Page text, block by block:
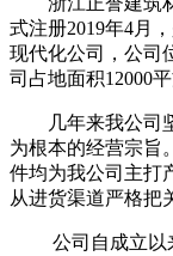
式注册2019年4月
现代化公司，公司
司占地面积12000平
几年来我公司
为根本的经营宗旨
件均为我公司主打
从进货渠道严格把
公司自成立以